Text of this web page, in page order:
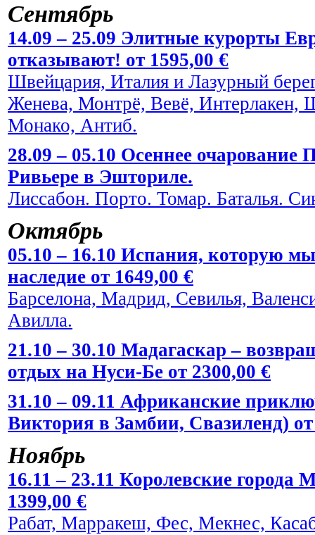
Сентябрь
14.09 – 25.09 Элитные курорты
отказывают! от 1595,00 €
Швейцария, Италия и Лазурный
Женева, Монтрё, Вевё,
Монако, Антиб.
28.09 – 05.10 Осеннее
Ривьере в Эшториле.
Лиссабон. Порто. Томар. Баталья.
Октябрь
05.10 – 16.10 Испания, которую
наследие от 1649,00 €
Барселона, Мадрид, Севилья,
Авилла.
21.10 – 30.10 Мадагаскар –
отдых на Нуси-Бе от 2300,00 €
31.10 – 09.11 Африканские
Виктория в Замбии, Свазиленд) от
Ноябрь
16.11 – 23.11 Королевские
1399,00 €
Рабат, Марракеш, Фес, Мекнес,